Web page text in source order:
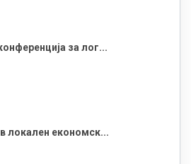
за лог...
локален економск...